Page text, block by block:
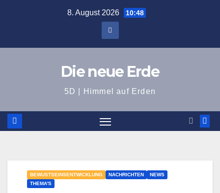
8. August 2026 10:48
Die neue Erde
5D | Himmel auf Erden
BEWUSTSEINSENTWICKLUNG NACHRICHTEN
NEWS
THEMA'S